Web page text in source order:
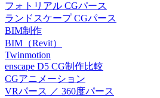
フォトリアル CGパース
ランドスケープ CGパース
BIM制作
BIM（Revit）
Twinmotion
enscape D5 CG制作比較
CGアニメーション
VRパース ／ 360度パース